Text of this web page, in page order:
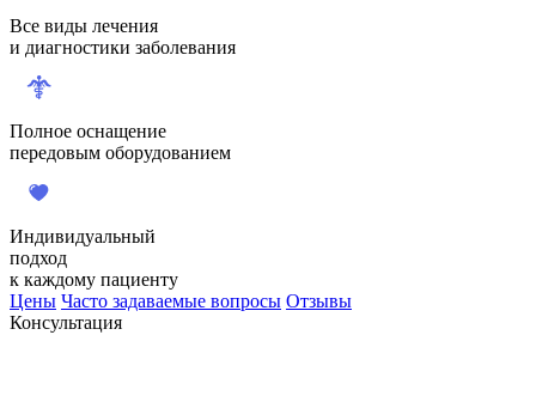
Все виды лечения
и диагностики заболевания
Полное оснащение
передовым оборудованием
Индивидуальный
подход
к каждому пациенту
Цены Часто задаваемые вопросы Отзывы
Консультация